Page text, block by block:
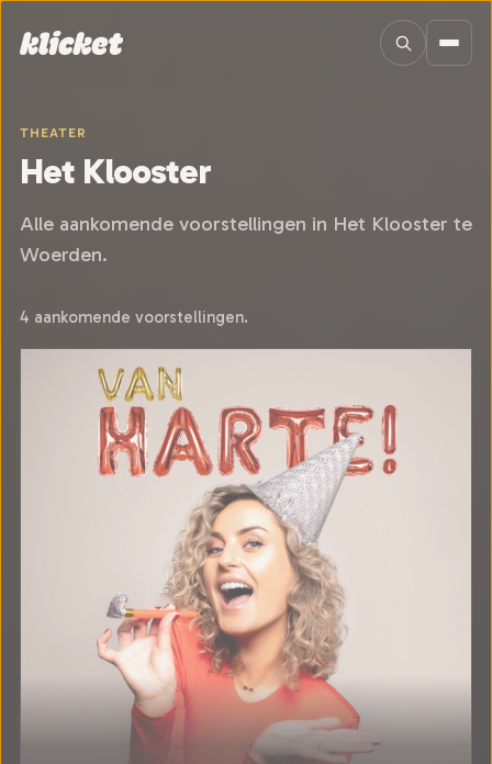
THEATER
Het Klooster
Alle aankomende voorstellingen in Het Klooster te
Woerden.
4 aankomende voorstellingen.